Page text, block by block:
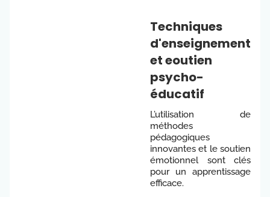
Techniques
d'enseignement
et eoutien
psycho-
éducatif
L’utilisation de
méthodes
pédagogiques
innovantes et le soutien
émotionnel sont clés
pour un apprentissage
efficace.